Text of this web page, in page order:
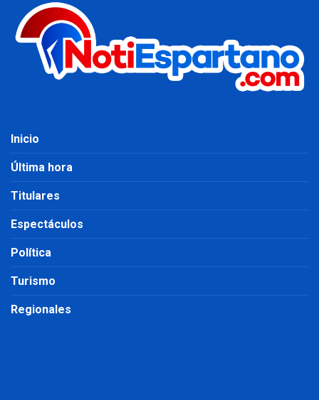
Inicio
Última hora
Titulares
Espectáculos
Política
Turismo
Regionales